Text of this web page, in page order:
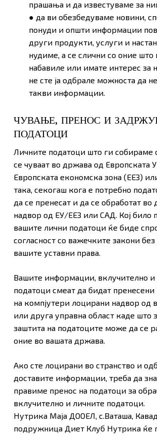
прашања и да известуваме за
● да ви обезбедуваме новини,
понуди и општи информации
други продукти, услуги и
нудиме, а се слични со оние што
набавиле или имате интерес за
не сте ја одбрале можноста да
такви информации.
ЧУВАЊЕ, ПРЕНОС И
ПОДАТОЦИ
Личните податоци што ги собираме
се чуваат во држава од Европската
Европската економска зона (ЕЕЗ)
така, секогаш кога е потребно
да се пренесат и да се обработат во
надвор од ЕУ/ЕЕЗ или САД. Кој било
вашите лични податоци ќе биде
согласност со важечките закони
вашите уставни права.
Вашите информации, вклучително и
податоци смеат да бидат
на компјутери лоцирани надвор од
или друга управна област каде што
заштита на податоците може да се
оние во вашата држава.
Ако сте лоцирани во странство и
доставите информации, треба да
правиме пренос на податоци за
вклучително и личните податоци.
Нутрика Маја ДООЕЛ, с.Ваташа,
подружница Диет Клуб Нутрика ќе